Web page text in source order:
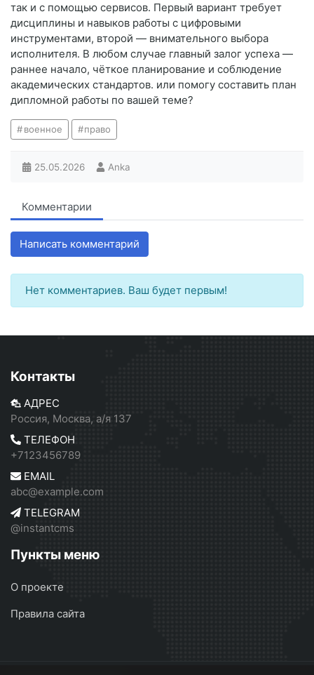
так и с помощью сервисов. Первый вариант требует
дисциплины и навыков работы с цифровыми
инструментами, второй — внимательного выбора
исполнителя. В любом случае главный залог успеха —
раннее начало, чёткое планирование и соблюдение
академических стандартов. или помогу составить план
дипломной работы по вашей теме?
военное право
25.05.2026 Anka
Комментарии
Написать комментарий
Нет комментариев. Ваш будет первым!
Контакты
АДРЕС
Россия, Москва, а/я 137
ТЕЛЕФОН
+7123456789
EMAIL
abc@example.com
TELEGRAM
@instantcms
Пункты меню
О проекте
Правила сайта